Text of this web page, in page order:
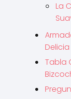
La
Delicia
Tabla